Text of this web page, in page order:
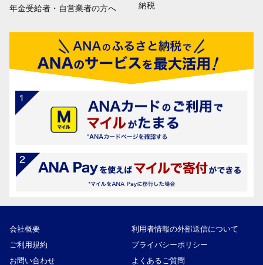
年金受給者・自営業者の方へ
納税
会社概要
利用者情報の外部送信について
ご利用規約
プライバシーポリシー
お問い合わせ
よくあるご質問